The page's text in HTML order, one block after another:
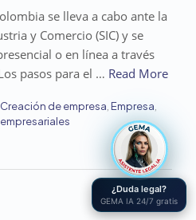
se lleva a cabo ante la
y Comercio (SIC) y se
o en línea a través
pasos para el … Read More
Creación de empresa Empresa
¿Duda legal?
GEMA IA 24/7 gratis